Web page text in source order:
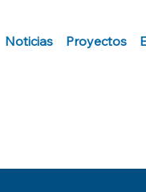
Noticias Proyectos